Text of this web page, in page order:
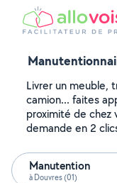
Livrer un meuble,
camion... faites
proximité de chez
demande en 2
Manutention
à Douvres (01)